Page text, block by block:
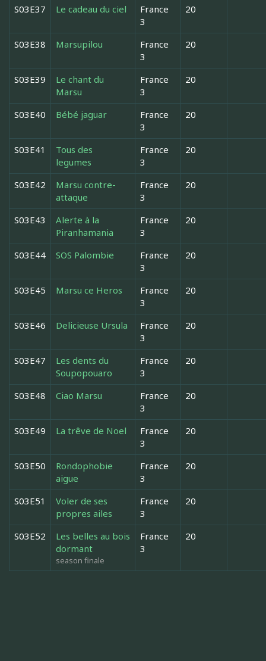
S03E37 Le cadeau du ciel
France
3
20
S03E38 Marsupilou
France
3
20
S03E39
Le chant du
Marsu
France
3
20
S03E40 Bébé jaguar
France
3
20
S03E41
Tous des
legumes
France
3
20
S03E42
Marsu contre-
attaque
France
3
20
S03E43
Alerte à la
Piranhamania
France
3
20
S03E44 SOS Palombie
France
3
20
S03E45 Marsu ce Heros
France
3
20
S03E46 Delicieuse Ursula
France
3
20
S03E47
Les dents du
Soupopouaro
France
3
20
S03E48 Ciao Marsu
France
3
20
S03E49 La trêve de Noel
France
3
20
S03E50
Rondophobie
aigue
France
3
20
S03E51
Voler de ses
propres ailes
France
3
20
S03E52
Les belles au bois
dormant
season finale
France
3
20